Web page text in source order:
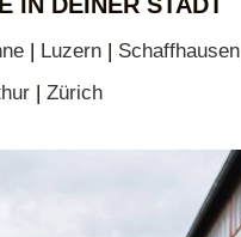
| Luzern | Schaffhausen
| Zürich